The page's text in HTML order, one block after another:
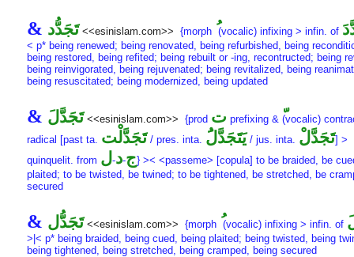
& تَجَدُّد <<esinislam.com>> {morph (vocalic) infixing > infin. of
< p* being renewed; being renovated, being refurbished, being
being restored, being refited; being rebuilt or -ing, recontructed; being
being reinvigorated, being rejuvenated; being revitalized, being
being resuscitated; being modernized, being updated
& تَجَدَّلَ <<esinislam.com>> {prod ت prefixing & (vocalic)
radical [past ta. تَجَدَّلْت/ pres. inta. يَتَجَدَّلَُ / jus. inta. تَجَدَّلْ] >
quinquelit. from
ج-د-ل
} >< <passeme> [copula] to be braided, be
plaited; to be twisted, be twined; to be tightened, be stretched, be
secured
& تَجَدُّل <<esinislam.com>> {morph (vocalic) infixing > infin. of
>|< p* being braided, being cued, being plaited; being twisted, being
being tightened, being stretched, being cramped, being secured